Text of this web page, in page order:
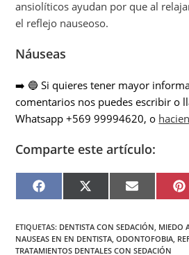
ansiolíticos ayudan por que al
el reflejo nauseoso.
Náuseas
➡️ 🔵 Si quieres tener mayor
comentarios nos puedes escribir o
Whatsapp +569 99994620, o
Comparte este artículo:
F
A
B
O
O
K
X
(
I
T
T
E
E
M
L
P
I
E
ETIQUETAS: DENTISTA CON SEDACIÓN, MIEDO
NAUSEAS EN EN DENTISTA, ODONTOFOBIA,
TRATAMIENTOS DENTALES CON SEDACIÓN